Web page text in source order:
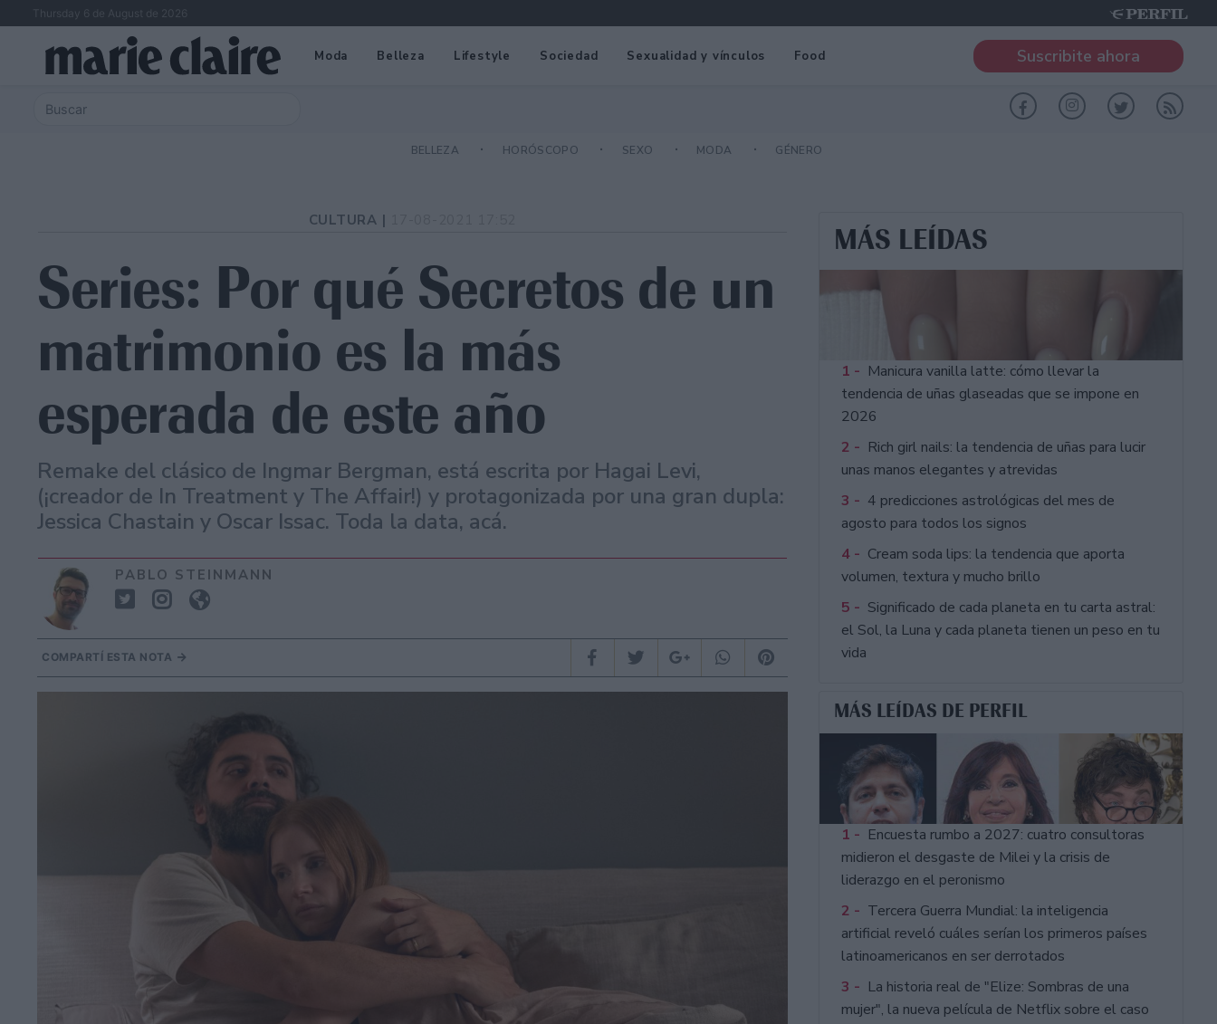
Thursday 6 de August de 2026
Moda Belleza Lifestyle Sociedad Sexualidad y vínculos Food Suscribite ahora
BELLEZA HORÓSCOPO SEXO MODA GÉNERO
CULTURA |
Series: Por qué Secretos de un
matrimonio es la más
esperada de este año
Remake del clásico de Ingmar Bergman, está escrita por Hagai Levi,
(¡creador de In Treatment y The Affair!) y protagonizada por una gran dupla:
Jessica Chastain y Oscar Issac. Toda la data, acá.
PABLO STEINMANN
COMPARTÍ ESTA NOTA
MÁS LEÍDAS
1 - Manicura vanilla latte: cómo llevar la
tendencia de uñas glaseadas que se impone en
2026
2 - Rich girl nails: la tendencia de uñas para lucir
unas manos elegantes y atrevidas
3 - 4 predicciones astrológicas del mes de
agosto para todos los signos
4 - Cream soda lips: la tendencia que aporta
volumen, textura y mucho brillo
5 - Significado de cada planeta en tu carta astral:
el Sol, la Luna y cada planeta tienen un peso en tu
vida
MÁS LEÍDAS DE PERFIL
1 - Encuesta rumbo a 2027: cuatro consultoras
midieron el desgaste de Milei y la crisis de
liderazgo en el peronismo
2 - Tercera Guerra Mundial: la inteligencia
artificial reveló cuáles serían los primeros países
latinoamericanos en ser derrotados
3 - La historia real de "Elize: Sombras de una
mujer", la nueva película de Netflix sobre el caso